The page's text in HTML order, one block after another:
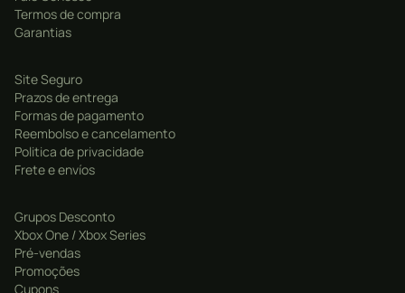
Termos de compra
Garantias
Site Seguro
Prazos de entrega
Formas de pagamento
Reembolso e cancelamento
Politica de privacidade
Frete e envíos
Grupos Desconto
Xbox One / Xbox Series
Pré-vendas
Promoções
Cupons